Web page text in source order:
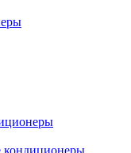
кондиционеры